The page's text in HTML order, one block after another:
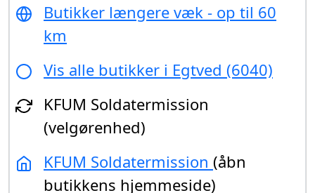
Butikker længere væk - op til 60
km
Vis alle butikker i Egtved (6040)
KFUM Soldatermission
(velgørenhed)
KFUM Soldatermission (åbn
butikkens hjemmeside)